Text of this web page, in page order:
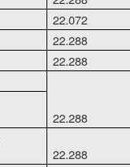
22.072
22.288
22.288
22.288
22.288